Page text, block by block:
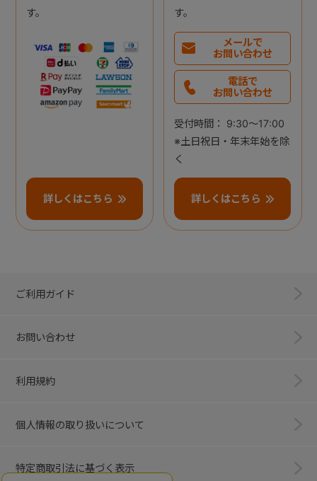
す。
詳しくはこちら
す。
メールで
お問い合わせ
電話で
お問い合わせ
受付時間： 9:30～17:00
※土日祝日・年末年始を除
く
詳しくはこちら
ご利用ガイド
お問い合わせ
利用規約
個人情報の取り扱いについて
特定商取引法に基づく表示